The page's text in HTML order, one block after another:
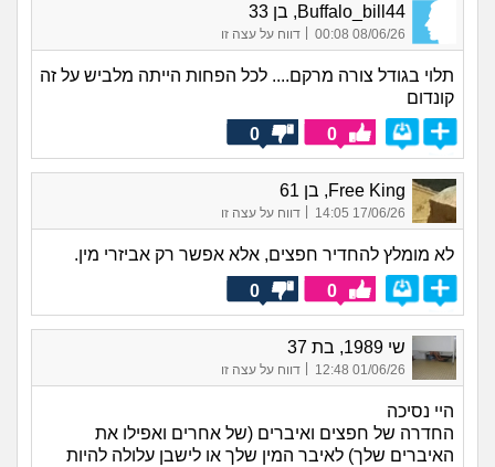
Buffalo_bill44, בן 33
08/06/26 00:08
| דווח על עצה זו
תלוי בגודל צורה מרקם.... לכל הפחות הייתה מלביש על זה
קונדום
0
0
Free King, בן 61
17/06/26 14:05 דווח על עצה זו
לא מומלץ להחדיר חפצים, אלא אפשר רק אביזרי מין.
0
0
שי 1989, בת 37
01/06/26 12:48 דווח על עצה זו
היי נסיכה
החדרה של חפצים ואיברים (של אחרים ואפילו את
האיברים שלך) לאיבר המין שלך או לישבן עלולה להיות